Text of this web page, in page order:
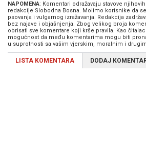
NAPOMENA: Komentari odražavaju stavove
redakcije Slobodna Bosna. Molimo korisnike da
psovanja i vulgarnog izražavanja. Redakcija
bez najave i objašnjenja. Zbog velikog broja
obrisati sve komentare koji krše pravila. Kao
mogućnost da među komentarima mogu biti
u suprotnosti sa vašim vjerskim, moralnim i
LISTA KOMENTARA DODAJ